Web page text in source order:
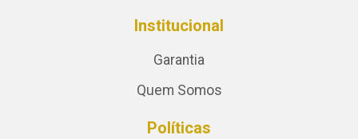
Institucional
Garantia
Quem Somos
Políticas